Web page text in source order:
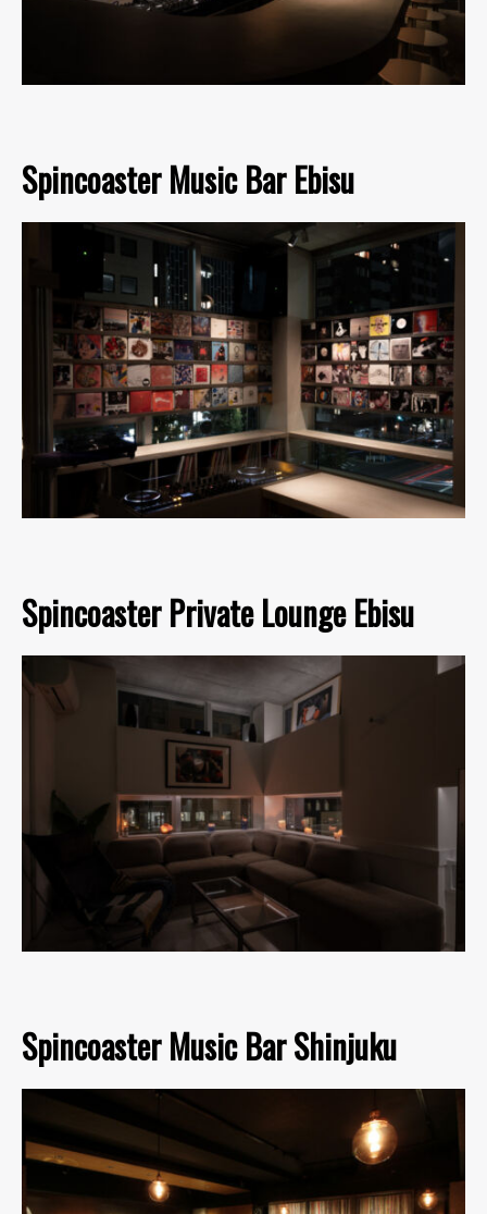
Spincoaster Music Bar Ebisu
Spincoaster Private Lounge Ebisu
Spincoaster Music Bar Shinjuku